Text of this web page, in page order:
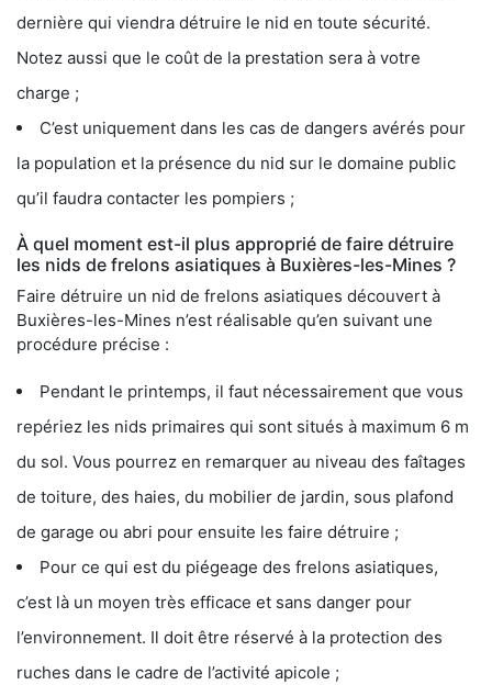
dernière qui viendra détruire le nid en toute sécurité.
Notez aussi que le coût de la prestation sera à votre
charge ;
C’est uniquement dans les cas de dangers avérés pour
la population et la présence du nid sur le domaine public
qu’il faudra contacter les pompiers ;
À quel moment est-il plus approprié de faire détruire
les nids de frelons asiatiques à Buxières-les-Mines ?
Faire détruire un nid de frelons asiatiques découvert à
Buxières-les-Mines n’est réalisable qu’en suivant une
procédure précise :
Pendant le printemps, il faut nécessairement que vous
repériez les nids primaires qui sont situés à maximum 6 m
du sol. Vous pourrez en remarquer au niveau des faîtages
de toiture, des haies, du mobilier de jardin, sous plafond
de garage ou abri pour ensuite les faire détruire ;
Pour ce qui est du piégeage des frelons asiatiques,
c’est là un moyen très efficace et sans danger pour
l’environnement. Il doit être réservé à la protection des
ruches dans le cadre de l’activité apicole ;